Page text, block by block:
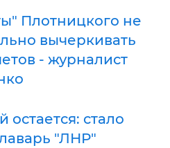
Плотницкого не
вычеркивать
- журналист
остается: стало
"ЛНР"